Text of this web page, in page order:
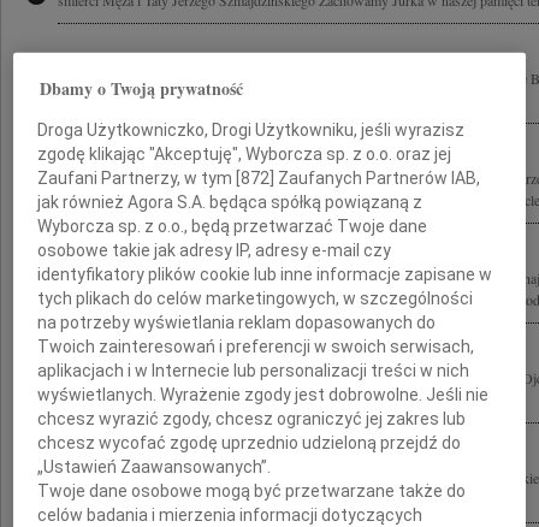
Ryszardowi Szmajdzińskiemu z głębi serca płynące wyrazy współczucia po stracie
składają koleżanki i koledzy z IVB/1973
Rodzinie i Bliskim tragicznie zmarłego w katastrofie lotniczej pod Smoleńskiem
Wicemarszałka Sejmu RP składamy wyrazy głębokiego współczucia Rektor i
W dotkliwym bólu z powodu tragicznej śmierci Jerzego Szmajdzińskiego wyrazy
Małgosi, Agnieszce, Andrzejowi, Rodzicom, Bratu składa W. Szczepankiewicz z
Andrzejowi Szmajdzińskiemu wyrazy głębokiego współczucia z powodu śmierci
z Liceum im. Stefana Batorego Jesteśmy z Tobą.
Głęboko poruszony śmiercią Jerzego Szmajdzińskiego najszczersze wyrazy
Małgosiu oraz całej Rodzinie W żalu, smutku i pustce, jaka po tragicznej śmierci...
Dbamy o Twoją prywatność
Droga Użytkowniczko, Drogi Użytkowniku, jeśli wyrazisz
zgodę klikając "Akceptuję", Wyborcza sp. z o.o. oraz jej
Zaufani Partnerzy, w tym [872] Zaufanych Partnerów IAB,
jak również Agora S.A. będąca spółką powiązaną z
Wyborcza sp. z o.o., będą przetwarzać Twoje dane
osobowe takie jak adresy IP, adresy e-mail czy
identyfikatory plików cookie lub inne informacje zapisane w
tych plikach do celów marketingowych, w szczególności
na potrzeby wyświetlania reklam dopasowanych do
Twoich zainteresowań i preferencji w swoich serwisach,
aplikacjach i w Internecie lub personalizacji treści w nich
wyświetlanych. Wyrażenie zgody jest dobrowolne. Jeśli nie
chcesz wyrazić zgody, chcesz ograniczyć jej zakres lub
chcesz wycofać zgodę uprzednio udzieloną przejdź do
„Ustawień Zaawansowanych”.
Twoje dane osobowe mogą być przetwarzane także do
celów badania i mierzenia informacji dotyczących